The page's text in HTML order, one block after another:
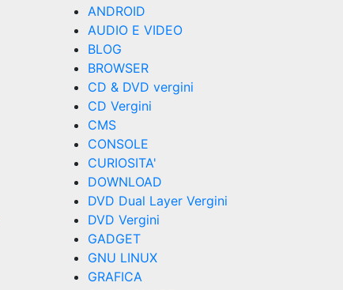
ANDROID
AUDIO E VIDEO
BLOG
BROWSER
CD & DVD vergini
CD Vergini
CMS
CONSOLE
CURIOSITA'
DOWNLOAD
DVD Dual Layer Vergini
DVD Vergini
GADGET
GNU LINUX
GRAFICA